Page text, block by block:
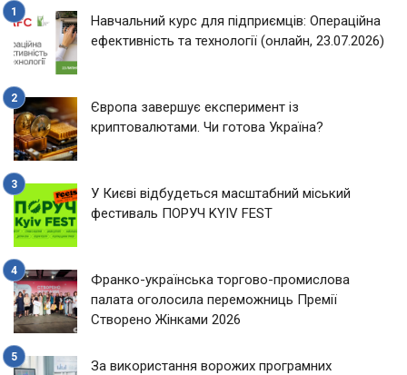
Навчальний курс для підприємців: Операційна
ефективність та технології (онлайн, 23.07.2026)
Європа завершує експеримент із
криптовалютами. Чи готова Україна?
У Києві відбудеться масштабний міський
фестиваль ПОРУЧ KYIV FEST
Франко-українська торгово-промислова
палата оголосила переможниць Премії
Створено Жінками 2026
За використання ворожих програмних